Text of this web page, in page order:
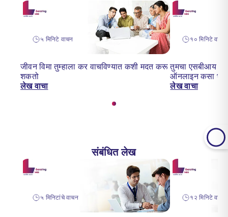
५ मिनिटे वाचन
जीवन विमा तुम्हाला कर वाचविण्यात कशी मदत करू
शकतो
लेख वाचा
१० मिनिटे वाचन
तुमचा एसबीआय
ऑनलाइन कसा
लेख वाचा
संबंधित लेख
५ मिनिटांचे वाचन १२ मिनिटे वाचन